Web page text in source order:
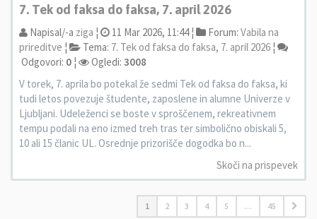
7. Tek od faksa do faksa, 7. april 2026
Napisal/-a ziga ¦ 11 Mar 2026, 11:44 ¦ Forum: Vabila na
prireditve ¦ Tema: 7. Tek od faksa do faksa, 7. april 2026 ¦
Odgovori: 0 ¦ Ogledi: 3008
V torek, 7. aprila bo potekal že sedmi Tek od faksa do faksa, ki
tudi letos povezuje študente, zaposlene in alumne Univerze v
Ljubljani. Udeleženci se boste v sproščenem, rekreativnem
tempu podali na eno izmed treh tras ter simbolično obiskali 5,
10 ali 15 članic UL. Osrednje prizorišče dogodka bo n...
Skoči na prispevek
1 2 3 4 5 … 45